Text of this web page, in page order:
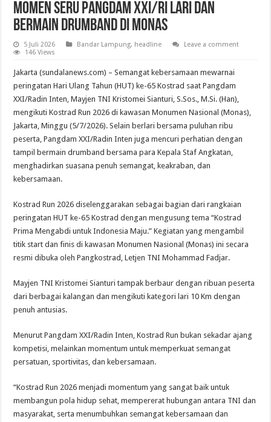
Momen Seru Pangdam XXI/RI Lari dan
Bermain Drumband di Monas
5 Juli 2026 Bandar Lampung, headline
Leave a comment
146 Views
Jakarta (sundalanews.com) – Semangat kebersamaan mewarnai
peringatan Hari Ulang Tahun (HUT) ke-65 Kostrad saat Pangdam
XXI/Radin Inten, Mayjen TNI Kristomei Sianturi, S.Sos., M.Si. (Han),
mengikuti Kostrad Run 2026 di kawasan Monumen Nasional (Monas),
Jakarta, Minggu (5/7/2026). Selain berlari bersama puluhan ribu
peserta, Pangdam XXI/Radin Inten juga mencuri perhatian dengan
tampil bermain drumband bersama para Kepala Staf Angkatan,
menghadirkan suasana penuh semangat, keakraban, dan
kebersamaan.
Kostrad Run 2026 diselenggarakan sebagai bagian dari rangkaian
peringatan HUT ke-65 Kostrad dengan mengusung tema “Kostrad
Prima Mengabdi untuk Indonesia Maju.” Kegiatan yang mengambil
titik start dan finis di kawasan Monumen Nasional (Monas) ini secara
resmi dibuka oleh Pangkostrad, Letjen TNI Mohammad Fadjar.
Mayjen TNI Kristomei Sianturi tampak berbaur dengan ribuan peserta
dari berbagai kalangan dan mengikuti kategori lari 10 Km dengan
penuh antusias.
Menurut Pangdam XXI/Radin Inten, Kostrad Run bukan sekadar ajang
kompetisi, melainkan momentum untuk memperkuat semangat
persatuan, sportivitas, dan kebersamaan.
“Kostrad Run 2026 menjadi momentum yang sangat baik untuk
membangun pola hidup sehat, mempererat hubungan antara TNI dan
masyarakat, serta menumbuhkan semangat kebersamaan dan